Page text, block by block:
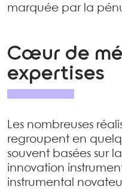
marquée par la
Cœur de
expertises
Les nombreuses
regroupent en
souvent basées sur
innovation
instrumental